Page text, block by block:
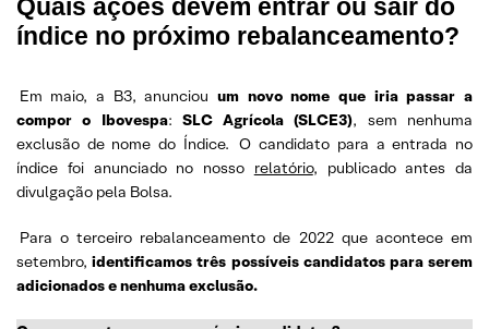
Quais ações devem entrar ou sair do
índice no próximo rebalanceamento?
Em maio, a B3, anunciouum novo nome que iria passar a
compor o Ibovespa: SLC Agrícola (SLCE3), sem nenhuma
exclusão de nome do Índice. O candidato para a entrada no
índice foi anunciado no nosso relatório, publicado antes da
divulgação pela Bolsa.
Para o terceiro rebalanceamento de 2022 que acontece em
setembro,identificamos três possíveis candidatos para serem
adicionados e nenhuma exclusão.